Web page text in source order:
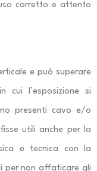
corretto e attento
e può superare
cui l’esposizione si
presenti cavo e/o
utili anche per la
e tecnica con la
per non affaticare gli